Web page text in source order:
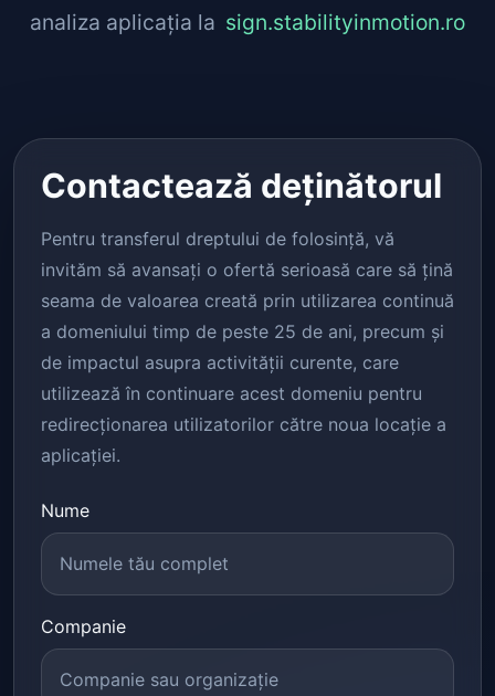
analiza aplicația la sign.stabilityinmotion.ro
Contactează deținătorul
Pentru transferul dreptului de folosință, vă
invităm să avansați o ofertă serioasă care să țină
seama de valoarea creată prin utilizarea continuă
a domeniului timp de peste 25 de ani, precum și
de impactul asupra activității curente, care
utilizează în continuare acest domeniu pentru
redirecționarea utilizatorilor către noua locație a
aplicației.
Nume
Companie